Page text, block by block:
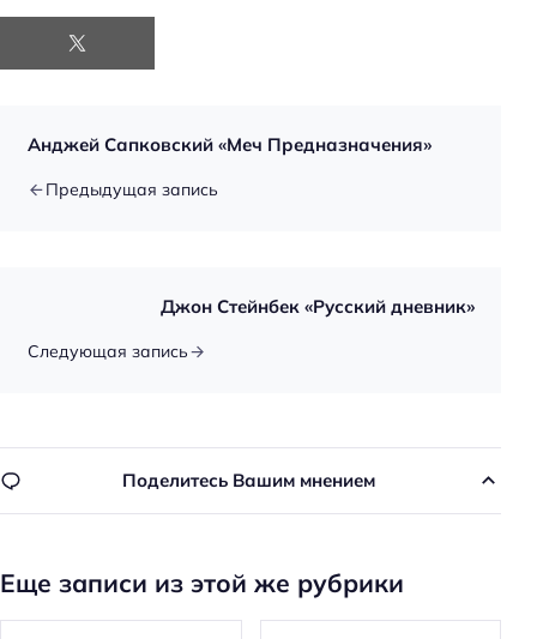
Анджей Сапковский «Меч Предназначения»
Предыдущая запись
Джон Стейнбек «Русский дневник»
Следующая запись
Поделитесь Вашим мнением
Еще записи из этой же рубрики